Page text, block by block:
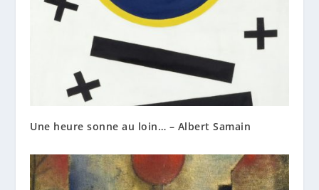
Une heure sonne au loin… – Albert Samain